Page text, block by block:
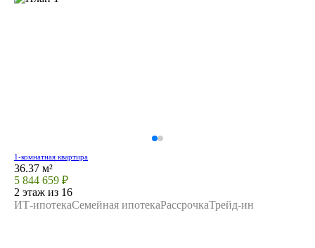
1-комнатная квартира
36.37 м²
5 844 659 ₽
2 этаж из 16
ИТ-ипотекаСемейная ипотекаРассрочкаТрейд-ин